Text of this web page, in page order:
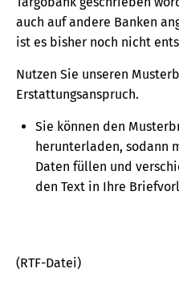
auch auf andere Banken
ist es bisher noch nicht
Nutzen Sie unseren
Erstattungsanspruch.
Sie können den
herunterladen, sodann
Daten füllen und
den Text in Ihre
(RTF-Datei)